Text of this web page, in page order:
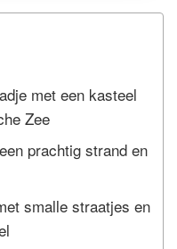
met een kasteel
Zee
prachtig strand en
smalle straatjes en